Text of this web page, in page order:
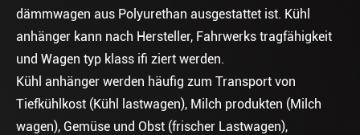
dämmwagen aus Polyurethan ausgestattet ist. Kühl
anhänger kann nach Hersteller, Fahrwerks tragfähigkeit
und Wagen typ klass ifi ziert werden.
Kühl anhänger werden häufig zum Transport von
Tiefkühlkost (Kühl lastwagen), Milch produkten (Milch
wagen), Gemüse und Obst (frischer Lastwagen),